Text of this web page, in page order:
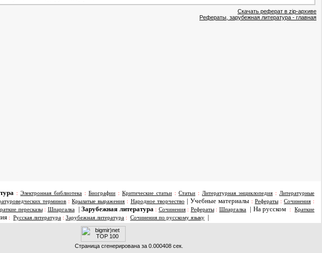
Скачать реферат в zip-архиве
Рефераты, зарубежная литература - главная
: Электронная библиотека : Биографии : Критические статьи : Статьи : Литературная энциклопедия : Литературные
терминов :Крылатые выражения : Народное творчество | Учебные материалы : Рефераты:Сочинения :
пересказы: Шпаргалка | Зарубежная литература : Сочинения: Рефераты: Шпаргалка | На русском :Краткие
: Русская литература : Зарубежная литература : Сочинения по русскому языку |
Страница сгенерирована за 0.000408 сек.